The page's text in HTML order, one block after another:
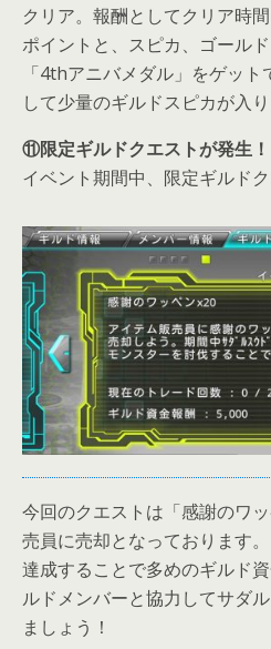
クリア。報酬としてクリア時
ポイントと、スピカ、ゴール
「4thアニバメダル」をゲッ
して少量のギルドスピカが入り
⑪限定ギルドクエストが発生！
イベント期間中、限定ギルド
今回のクエストは「感謝のワ
売員に売却となっております。
達成することで多めのギルド
ルドメンバーと協力してサダ
ましょう！